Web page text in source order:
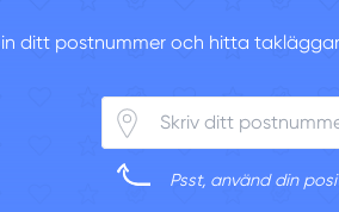
in ditt postnummer och hitta
Psst, använd din